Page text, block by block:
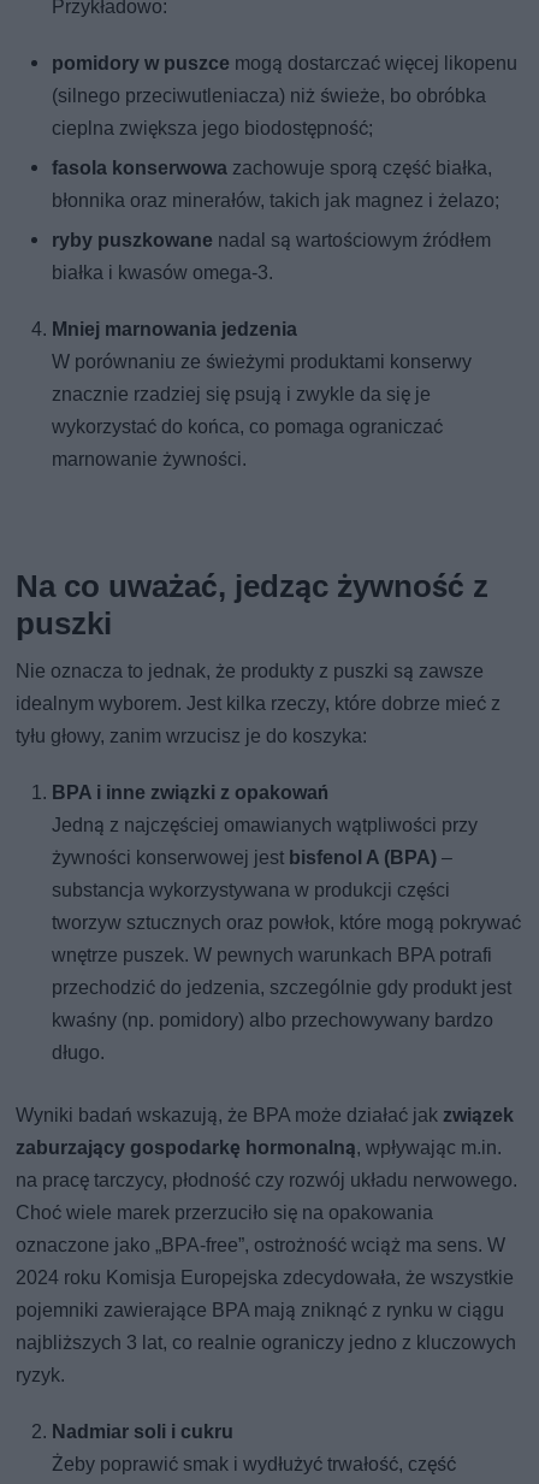
Przykładowo:
pomidory w puszce mogą dostarczać więcej likopenu
(silnego przeciwutleniacza) niż świeże, bo obróbka
cieplna zwiększa jego biodostępność;
fasola konserwowa zachowuje sporą część białka,
błonnika oraz minerałów, takich jak magnez i żelazo;
ryby puszkowane nadal są wartościowym źródłem
białka i kwasów omega-3.
Mniej marnowania jedzenia
W porównaniu ze świeżymi produktami konserwy
znacznie rzadziej się psują i zwykle da się je
wykorzystać do końca, co pomaga ograniczać
marnowanie żywności.
Na co uważać, jedząc żywność z
puszki
Nie oznacza to jednak, że produkty z puszki są zawsze
idealnym wyborem. Jest kilka rzeczy, które dobrze mieć z
tyłu głowy, zanim wrzucisz je do koszyka:
BPA i inne związki z opakowań
Jedną z najczęściej omawianych wątpliwości przy
żywności konserwowej jest bisfenol A (BPA) –
substancja wykorzystywana w produkcji części
tworzyw sztucznych oraz powłok, które mogą pokrywać
wnętrze puszek. W pewnych warunkach BPA potrafi
przechodzić do jedzenia, szczególnie gdy produkt jest
kwaśny (np. pomidory) albo przechowywany bardzo
długo.
Wyniki badań wskazują, że BPA może działać jak związek
zaburzający gospodarkę hormonalną, wpływając m.in.
na pracę tarczycy, płodność czy rozwój układu nerwowego.
Choć wiele marek przerzuciło się na opakowania
oznaczone jako „BPA-free”, ostrożność wciąż ma sens. W
2024 roku Komisja Europejska zdecydowała, że wszystkie
pojemniki zawierające BPA mają zniknąć z rynku w ciągu
najbliższych 3 lat, co realnie ograniczy jedno z kluczowych
ryzyk.
Nadmiar soli i cukru
Żeby poprawić smak i wydłużyć trwałość, część